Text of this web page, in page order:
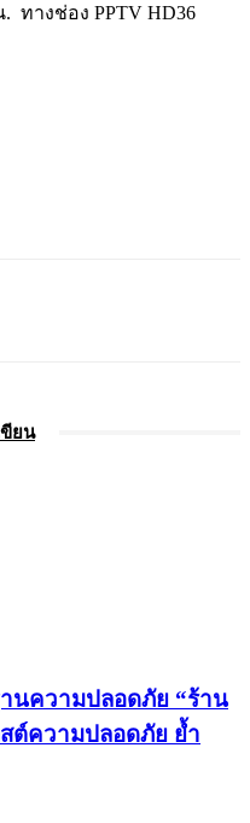
ทางช่อง PPTV HD36
ขียน
นความปลอดภัย “ร้าน
ต์ความปลอดภัย ย้ำ